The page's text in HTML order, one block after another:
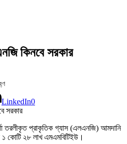
কিনবে সরকার
LinkedIn0
তরলীকৃত প্রাকৃতিক গ্যাস (এলএনজি) আমদানি
১ কোটি ২৮ লাখ এমএমবিটিইউ।